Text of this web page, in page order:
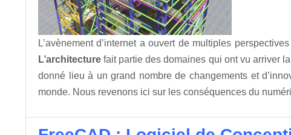
L’avènement d’internet a ouvert de multiples
L’architecture fait partie des domaines qui ont vu arriver
donné lieu à un grand nombre de changements et
monde. Nous revenons ici sur les conséquences du